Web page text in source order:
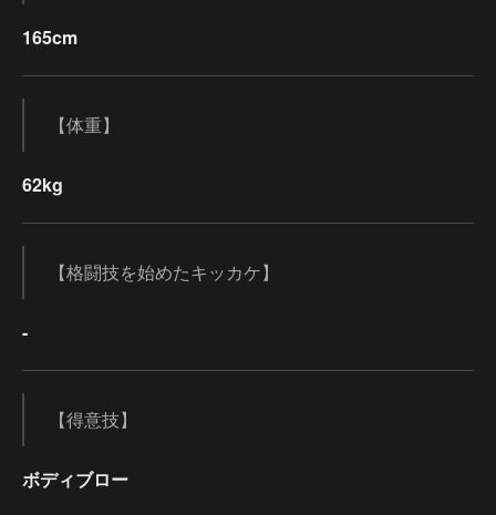
165cm
【体重】
62kg
【格闘技を始めたキッカケ】
-
【得意技】
ボディブロー